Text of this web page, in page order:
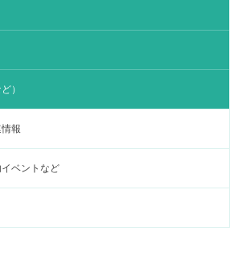
）
報
ベントなど